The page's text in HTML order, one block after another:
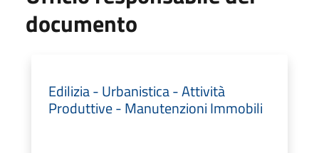
documento
Edilizia - Urbanistica - Attività
Produttive - Manutenzioni Immobili